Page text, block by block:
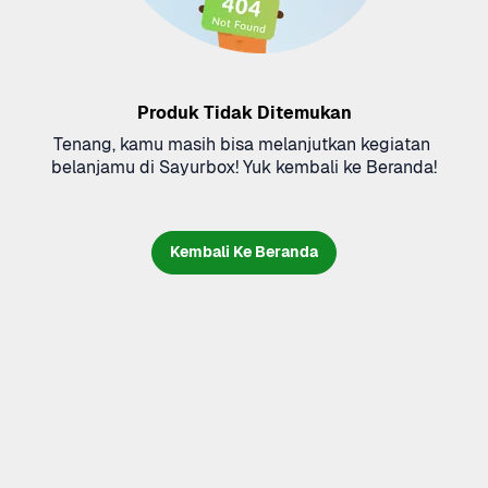
Produk Tidak Ditemukan
Tenang, kamu masih bisa melanjutkan kegiatan
belanjamu di Sayurbox! Yuk kembali ke Beranda!
Kembali Ke Beranda